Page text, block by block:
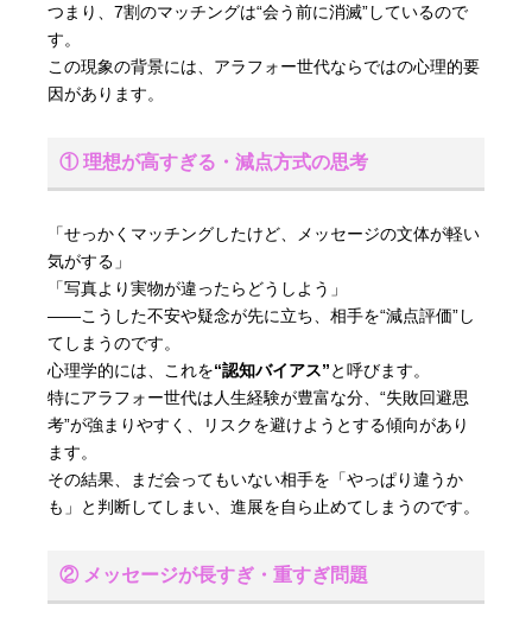
つまり、7割のマッチングは“会う前に消滅”しているので
す。
この現象の背景には、アラフォー世代ならではの心理的要
因があります。
① 理想が高すぎる・減点方式の思考
「せっかくマッチングしたけど、メッセージの文体が軽い
気がする」
「写真より実物が違ったらどうしよう」
――こうした不安や疑念が先に立ち、相手を“減点評価”し
てしまうのです。
心理学的には、これを“認知バイアス”と呼びます。
特にアラフォー世代は人生経験が豊富な分、“失敗回避思
考”が強まりやすく、リスクを避けようとする傾向があり
ます。
その結果、まだ会ってもいない相手を「やっぱり違うか
も」と判断してしまい、進展を自ら止めてしまうのです。
② メッセージが長すぎ・重すぎ問題